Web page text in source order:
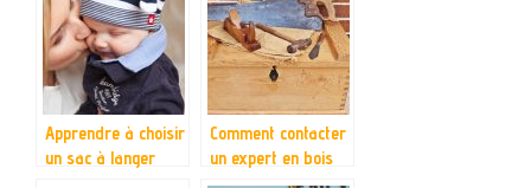
Apprendre à choisir
un sac à langer
Comment contacter
un expert en bois
pour la confection